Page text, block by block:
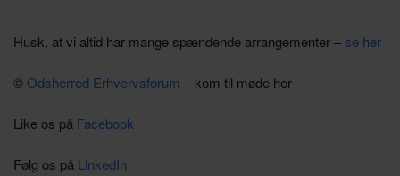
Husk, at vi altid har mange spændende arrangementer – se her
© Odsherred Erhvervsforum – kom til møde her
Like os på Facebook
Følg os på LinkedIn